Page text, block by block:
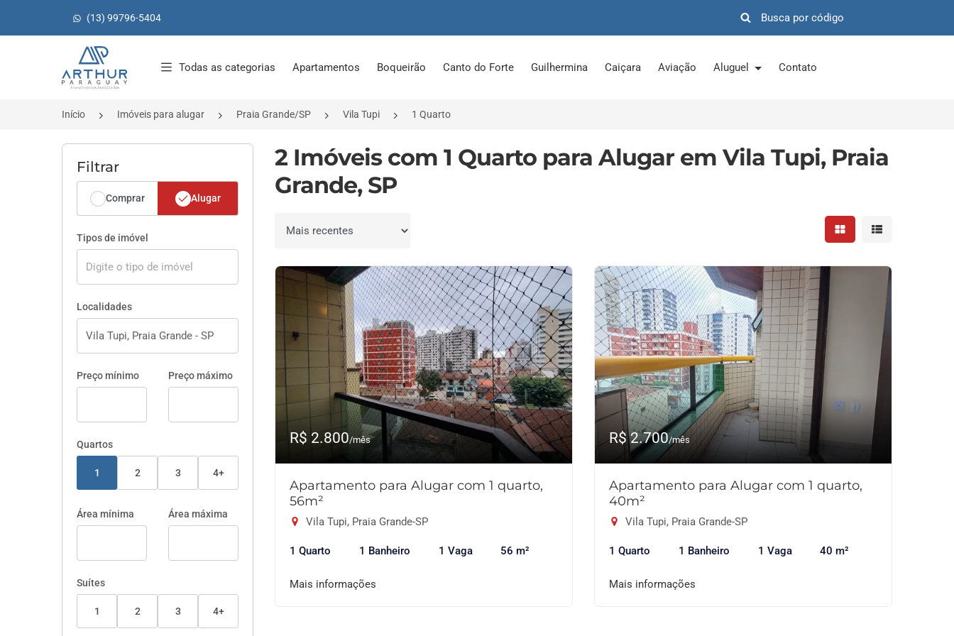
(13) 99796-5404
Página inicial
Todas as categorias Apartamentos Boqueirão Canto do Forte Guilhermina Caiçara Aviação Aluguel Contato
Início Imóveis para alugar Praia Grande/SP Vila Tupi 1 Quarto
Filtrar
Comprar Alugar
Tipos de imóvel
Localidades
Preço mínimo Preço máximo
Quartos
1 2 3 4+
Área mínima Área máxima
Suítes
1 2 3 4+
2 Imóveis com 1 Quarto para Alugar em Vila Tupi, Praia
Grande, SP
Ordenar por Mostrar resultados em
Mostrar
R$ 2.800/mês
Apartamento para Alugar com 1 quarto,
56m²
Vila Tupi, Praia Grande-SP
1 Quarto 1 Banheiro 1 Vaga 56 m²
Mais informações
R$ 2.700/mês
Apartamento para Alugar com 1 quarto,
40m²
Vila Tupi, Praia Grande-SP
1 Quarto 1 Banheiro 1 Vaga 40 m²
Mais informações